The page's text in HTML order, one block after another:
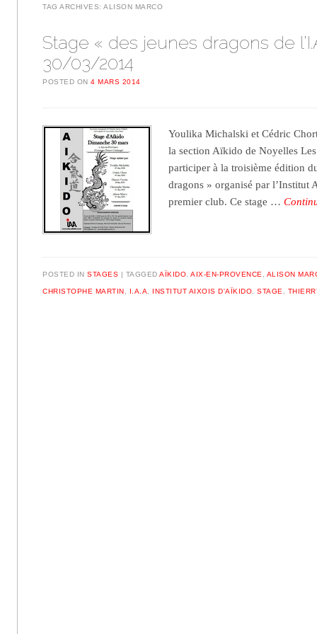
TAG ARCHIVES:ALISON MARCO
Stage « des jeunes dragons de
30/03/2014
POSTED ON4 MARS 2014
Youlika Michalski et Cédric
la section Aïkido de Noyelles
participer à la troisième édition
dragons » organisé par l’Institut
premier club. Ce stage …
POSTED INSTAGES TAGGEDAÏKIDO ,AIX-EN-PROVENCE ALISON
CHRISTOPHE MARTIN I.A.A INSTITUT AIXOIS D'AÏKIDO ,STAGE